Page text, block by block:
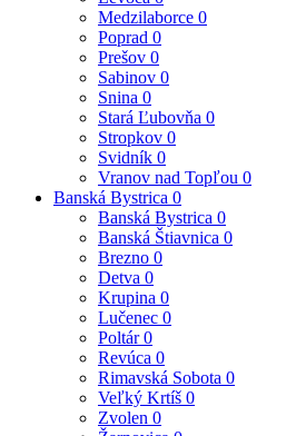
Medzilaborce 0
Poprad 0
Prešov 0
Sabinov 0
Snina 0
Stará Ľubovňa 0
Stropkov 0
Svidník 0
Vranov nad Topľou 0
Banská Bystrica 0
Banská Bystrica 0
Banská Štiavnica 0
Brezno 0
Detva 0
Krupina 0
Lučenec 0
Poltár0
Revúca 0
Rimavská Sobota 0
Veľký Krtíš 0
Zvolen 0